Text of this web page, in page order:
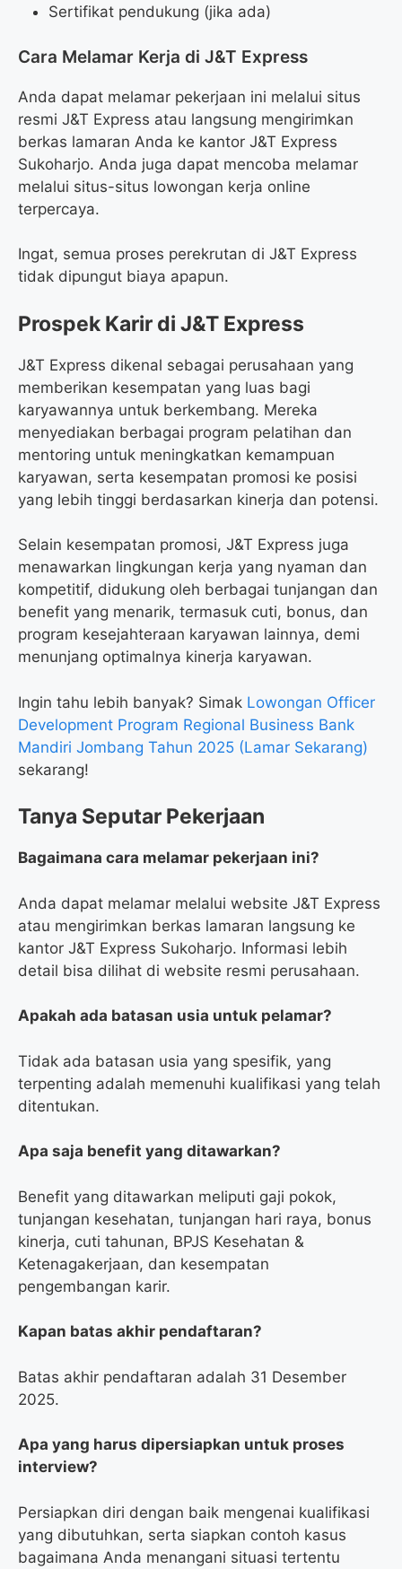
Sertifikat pendukung (jika ada)
Cara Melamar Kerja di J&T Express
Anda dapat melamar pekerjaan ini melalui situs
resmi J&T Express atau langsung mengirimkan
berkas lamaran Anda ke kantor J&T Express
Sukoharjo. Anda juga dapat mencoba melamar
melalui situs-situs lowongan kerja online
terpercaya.
Ingat, semua proses perekrutan di J&T Express
tidak dipungut biaya apapun.
Prospek Karir di J&T Express
J&T Express dikenal sebagai perusahaan yang
memberikan kesempatan yang luas bagi
karyawannya untuk berkembang. Mereka
menyediakan berbagai program pelatihan dan
mentoring untuk meningkatkan kemampuan
karyawan, serta kesempatan promosi ke posisi
yang lebih tinggi berdasarkan kinerja dan potensi.
Selain kesempatan promosi, J&T Express juga
menawarkan lingkungan kerja yang nyaman dan
kompetitif, didukung oleh berbagai tunjangan dan
benefit yang menarik, termasuk cuti, bonus, dan
program kesejahteraan karyawan lainnya, demi
menunjang optimalnya kinerja karyawan.
Ingin tahu lebih banyak? Simak Lowongan Officer
Development Program Regional Business Bank
Mandiri Jombang Tahun 2025 (Lamar Sekarang)
sekarang!
Tanya Seputar Pekerjaan
Bagaimana cara melamar pekerjaan ini?
Anda dapat melamar melalui website J&T Express
atau mengirimkan berkas lamaran langsung ke
kantor J&T Express Sukoharjo. Informasi lebih
detail bisa dilihat di website resmi perusahaan.
Apakah ada batasan usia untuk pelamar?
Tidak ada batasan usia yang spesifik, yang
terpenting adalah memenuhi kualifikasi yang telah
ditentukan.
Apa saja benefit yang ditawarkan?
Benefit yang ditawarkan meliputi gaji pokok,
tunjangan kesehatan, tunjangan hari raya, bonus
kinerja, cuti tahunan, BPJS Kesehatan &
Ketenagakerjaan, dan kesempatan
pengembangan karir.
Kapan batas akhir pendaftaran?
Batas akhir pendaftaran adalah 31 Desember
2025.
Apa yang harus dipersiapkan untuk proses
interview?
Persiapkan diri dengan baik mengenai kualifikasi
yang dibutuhkan, serta siapkan contoh kasus
bagaimana Anda menangani situasi tertentu